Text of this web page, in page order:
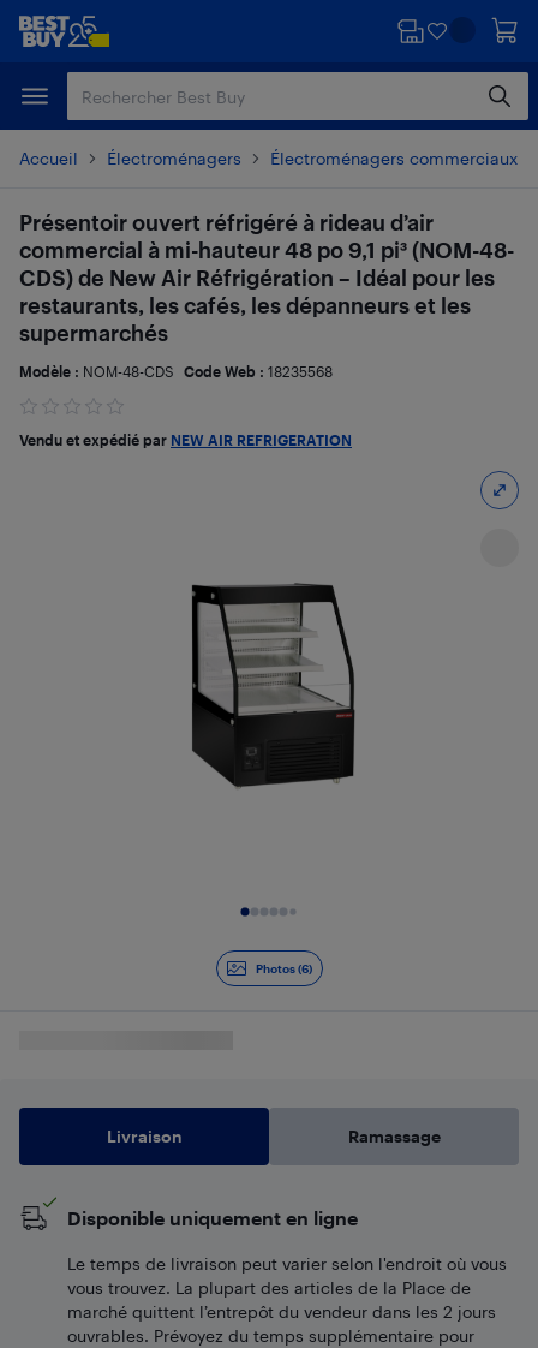
Passer
principal
Passer
Accueil Électroménagers Électroménagers commerciaux
Photos (6)
Présentoir ouvert réfrigéré à rideau d’air
commercial à mi-hauteur 48 po 9,1 pi³ (NOM-48-
CDS) de New Air Réfrigération – Idéal pour les
restaurants, les cafés, les dépanneurs et les
supermarchés
Modèle : NOM-48-CDS Code Web : 18235568
Vendu et expédié par NEW AIR REFRIGERATION
Livraison Ramassage
Disponible uniquement en ligne
Le temps de livraison peut varier selon l'endroit où vous
vous trouvez. La plupart des articles de la Place de
marché quittent l’entrepôt du vendeur dans les 2 jours
ouvrables. Prévoyez du temps supplémentaire pour